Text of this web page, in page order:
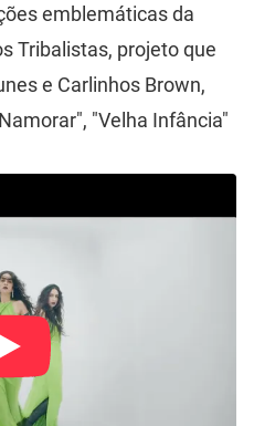
emblemáticas da
Tribalistas, projeto que
e Carlinhos Brown,
"Velha Infância"